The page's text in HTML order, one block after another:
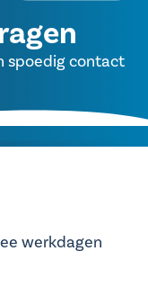
spoedig contact
werkdagen